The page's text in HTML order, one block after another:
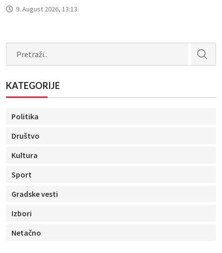
9. August 2026, 13:13
KATEGORIJE
Politika
Društvo
Kultura
Sport
Gradske vesti
Izbori
Netačno